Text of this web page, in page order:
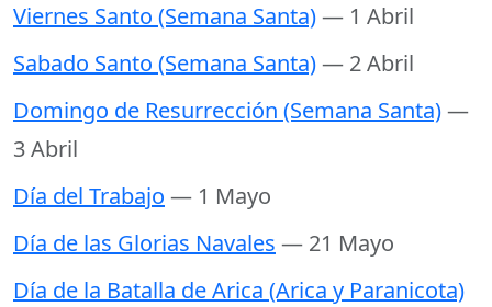
Viernes Santo (Semana Santa)— 1 Abril
Sabado Santo (Semana Santa)— 2 Abril
Domingo de Resurrección (Semana Santa)—
3 Abril
Día del Trabajo — 1 Mayo
Día de las Glorias Navales — 21 Mayo
Día de la Batalla de Arica (Arica y Paranicota)